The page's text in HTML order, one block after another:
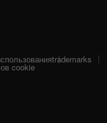
trademarks
cookie